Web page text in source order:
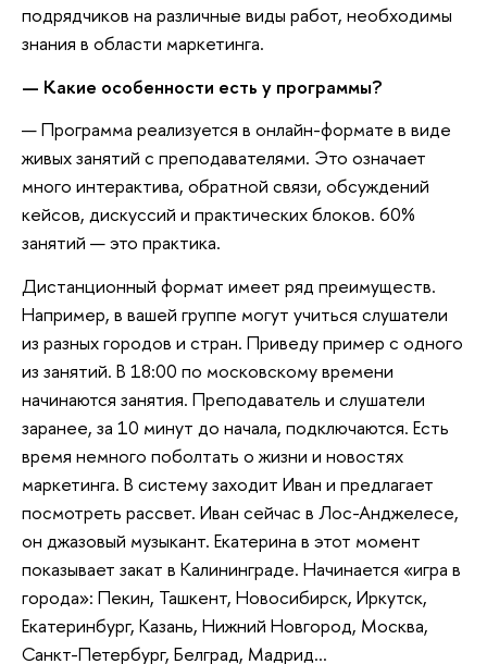
подрядчиков на различные виды работ, необходимы
знания в области маркетинга.
— Какие особенности есть у программы?
— Программа реализуется в онлайн-формате в виде
живых занятий с преподавателями. Это означает
много интерактива, обратной связи, обсуждений
кейсов, дискуссий и практических блоков. 60%
занятий — это практика.
Дистанционный формат имеет ряд преимуществ.
Например, в вашей группе могут учиться слушатели
из разных городов и стран. Приведу пример с одного
из занятий. В 18:00 по московскому времени
начинаются занятия. Преподаватель и слушатели
заранее, за 10 минут до начала, подключаются. Есть
время немного поболтать о жизни и новостях
маркетинга. В систему заходит Иван и предлагает
посмотреть рассвет. Иван сейчас в Лос-Анджелесе,
он джазовый музыкант. Екатерина в этот момент
показывает закат в Калининграде. Начинается «игра в
города»: Пекин, Ташкент, Новосибирск, Иркутск,
Екатеринбург, Казань, Нижний Новгород, Москва,
Санкт-Петербург, Белград, Мадрид…